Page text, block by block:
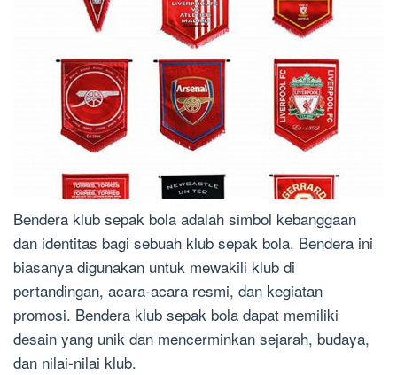
Bendera klub sepak bola adalah simbol kebanggaan
dan identitas bagi sebuah klub sepak bola. Bendera ini
biasanya digunakan untuk mewakili klub di
pertandingan, acara-acara resmi, dan kegiatan
promosi. Bendera klub sepak bola dapat memiliki
desain yang unik dan mencerminkan sejarah, budaya,
dan nilai-nilai klub.